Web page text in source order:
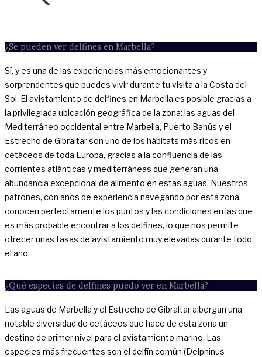
¿Se pueden ver delfines en Marbella?
Sí, y es una de las experiencias más emocionantes y
sorprendentes que puedes vivir durante tu visita a la Costa del
Sol. El avistamiento de delfines en Marbella es posible gracias a
la privilegiada ubicación geográfica de la zona: las aguas del
Mediterráneo occidental entre Marbella, Puerto Banús y el
Estrecho de Gibraltar son uno de los hábitats más ricos en
cetáceos de toda Europa, gracias a la confluencia de las
corrientes atlánticas y mediterráneas que generan una
abundancia excepcional de alimento en estas aguas. Nuestros
patrones, con años de experiencia navegando por esta zona,
conocen perfectamente los puntos y las condiciones en las que
es más probable encontrar a los delfines, lo que nos permite
ofrecer unas tasas de avistamiento muy elevadas durante todo
el año.
¿Qué especies de delfines puedo ver en Marbella?
Las aguas de Marbella y el Estrecho de Gibraltar albergan una
notable diversidad de cetáceos que hace de esta zona un
destino de primer nivel para el avistamiento marino. Las
especies más frecuentes son el delfín común (Delphinus